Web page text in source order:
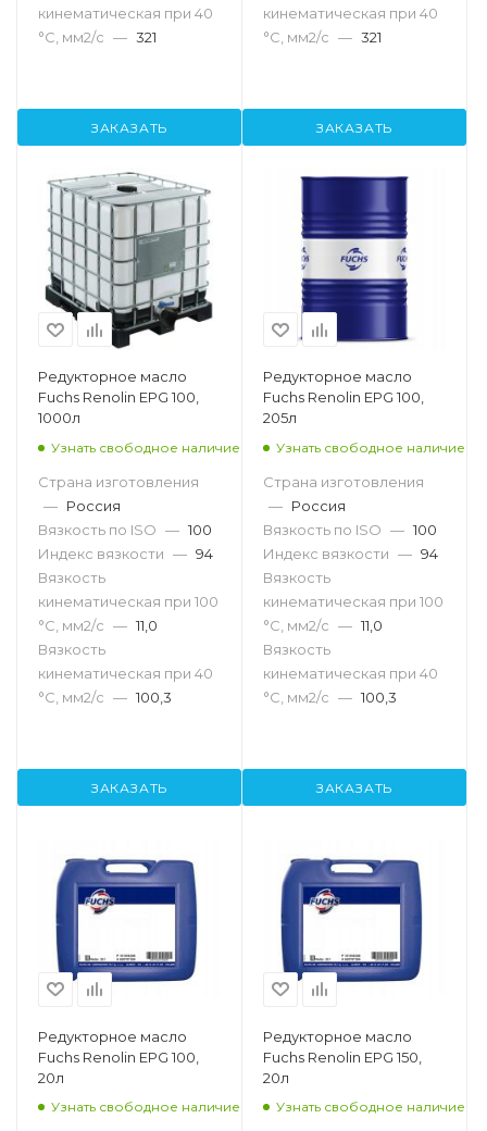
кинематическая при 40
°С, мм2/с — 321
ЗАКАЗАТЬ
кинематическая при 40
°С, мм2/с — 321
ЗАКАЗАТЬ
Редукторное масло
Fuchs Renolin EPG 100,
1000л
Узнать свободное наличие
Страна изготовления
— Россия
Вязкость по ISO — 100
Индекс вязкости — 94
Вязкость
кинематическая при 100
°С, мм2/с — 11,0
Вязкость
кинематическая при 40
°С, мм2/с — 100,3
ЗАКАЗАТЬ
Редукторное масло
Fuchs Renolin EPG 100,
205л
Узнать свободное наличие
Страна изготовления
— Россия
Вязкость по ISO — 100
Индекс вязкости — 94
Вязкость
кинематическая при 100
°С, мм2/с — 11,0
Вязкость
кинематическая при 40
°С, мм2/с — 100,3
ЗАКАЗАТЬ
Редукторное масло
Fuchs Renolin EPG 100,
20л
Узнать свободное наличие
Редукторное масло
Fuchs Renolin EPG 150,
20л
Узнать свободное наличие